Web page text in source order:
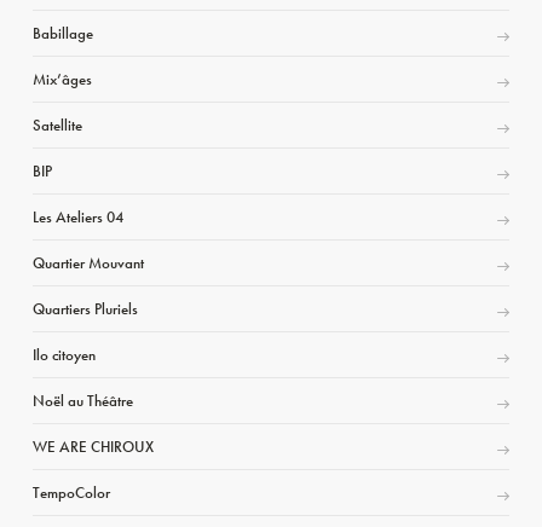
Babillage
Mix’âges
Satellite
BIP
Les Ateliers 04
Quartier Mouvant
Quartiers Pluriels
Ilo citoyen
Noël au Théâtre
WE ARE CHIROUX
TempoColor